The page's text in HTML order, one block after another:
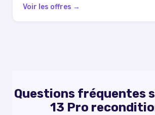
Voir les offres →
Questions fréquentes
13 Pro